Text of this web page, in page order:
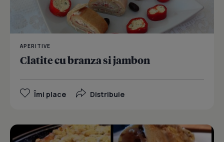
APERITIVE
Clatite cu branza si jambon
Îmi place Distribuie